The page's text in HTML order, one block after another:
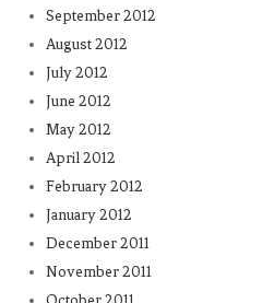
September 2012
August 2012
July 2012
June 2012
May 2012
April 2012
February 2012
January 2012
December 2011
November 2011